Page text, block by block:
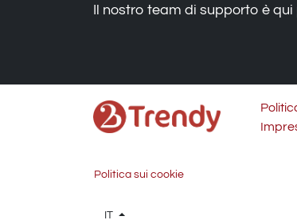
Il nostro team di supporto è
Politica sui cookie
IT